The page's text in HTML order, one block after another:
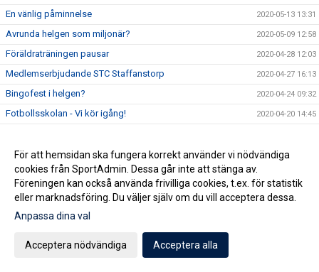
En vänlig påminnelse 2020-05-13 13:31
Avrunda helgen som miljonär? 2020-05-09 12:58
Föräldraträningen pausar 2020-04-28 12:03
Medlemserbjudande STC Staffanstorp 2020-04-27 16:13
Bingofest i helgen? 2020-04-24 09:32
Fotbollsskolan - Vi kör igång! 2020-04-20 14:45
Köp Bingolotter & Sverigelotter så stödjer du Staffanstorp
United!
Tjejcupen 2020 är tyvärr inställd! 2020-04-16 16:24
Virtuellt inträde 2020
Kansliet Påskstängt
För att hemsidan ska fungera korrekt använder vi nödvändiga
cookies från SportAdmin. Dessa går inte att stänga av.
Föreningen kan också använda frivilliga cookies, t.ex. för statistik
eller marknadsföring. Du väljer själv om du vill acceptera dessa.
Anpassa dina val
Acceptera nödvändiga Acceptera alla